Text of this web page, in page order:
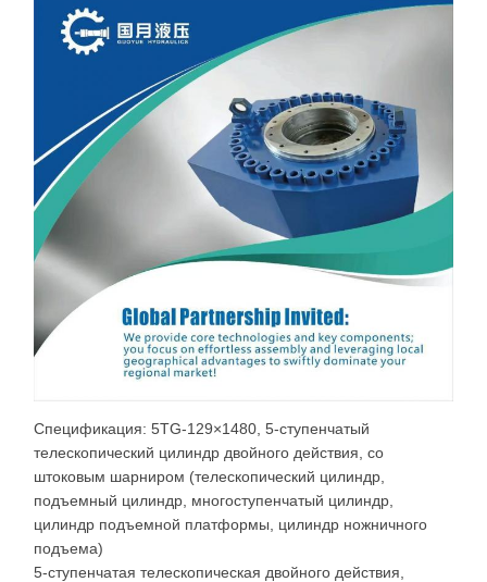
Спецификация: 5TG-129×1480, 5-ступенчатый
телескопический цилиндр двойного действия, со
штоковым шарниром (телескопический цилиндр,
подъемный цилиндр, многоступенчатый цилиндр,
цилиндр подъемной платформы, цилиндр ножничного
подъема)
5-ступенчатая телескопическая двойного действия,